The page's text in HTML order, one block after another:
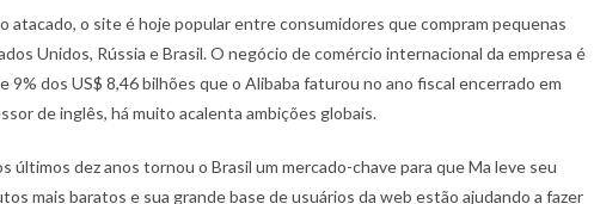
atacado, o site é hoje popular entre consumidores que compram pequenas
Unidos, Rússia e Brasil. O negócio de comércio internacional da empresa é
dos US$ 8,46 bilhões que o Alibaba faturou no ano fiscal encerrado em
de inglês, há muito acalenta ambições globais.
últimos dez anos tornou o Brasil um mercado-chave para que Ma leve seu
mais baratos e sua grande base de usuários da web estão ajudando a fazer